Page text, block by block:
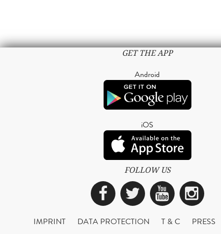
GET THE APP
Android
iOS
FOLLOW US
Facebook
Twitter
IMPRINT DATA PROTECTION T & C
PRESS